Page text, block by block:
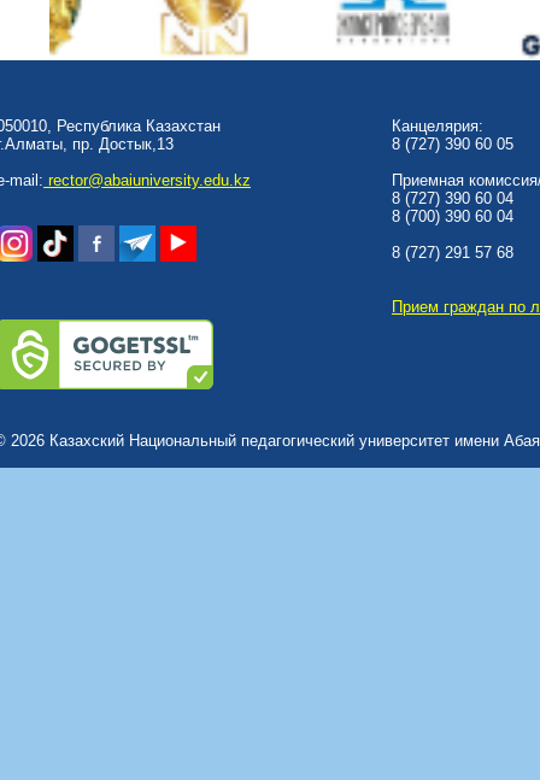
Республика Казахстан
пр. Достык,13
mail: rector@abaiuniversity.edu.kz
Канцелярия:
8 (727) 390 60 05
Приемная
8 (727) 390 60 04
8 (700) 390 60 04
8 (727) 291 57 68
Прием граждан по
2026 Казахский Национальный педагогический университет имени Абая